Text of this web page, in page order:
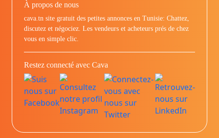
À propos de nous
cava.tn site gratuit des petites annonces en Tunisie: Chattez,
discutez et négociez. Les vendeurs et acheteurs prés de chez
vous en simple clic.
Restez connecté avec Cava